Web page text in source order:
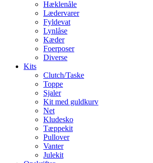
Hæklenåle
Lædervarer
Fyldevat
Lynlåse
Kæder
Foerposer
Diverse
Kits
Clutch/Taske
Toppe
Sjaler
Kit med guldkurv
Net
Kludesko
Tæppekit
Pullover
Vanter
Julekit